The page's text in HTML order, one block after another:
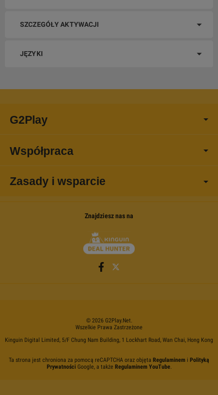
SZCZEGÓŁY AKTYWACJI
JĘZYKI
G2Play
Współpraca
Zasady i wsparcie
Znajdziesz nas na
© 2026 G2Play.net.
Wszelkie Prawa Zastrzeżone
Kinguin Digital Limited, 5/F Chung Nam Building, 1 Lockhart Road, Wan Chai, Hong Kong
Ta strona jest chroniona za pomocą reCAPTCHA oraz objęta Regulaminem i Polityką
PrywatnościGoogle, a także Regulaminem YouTube.